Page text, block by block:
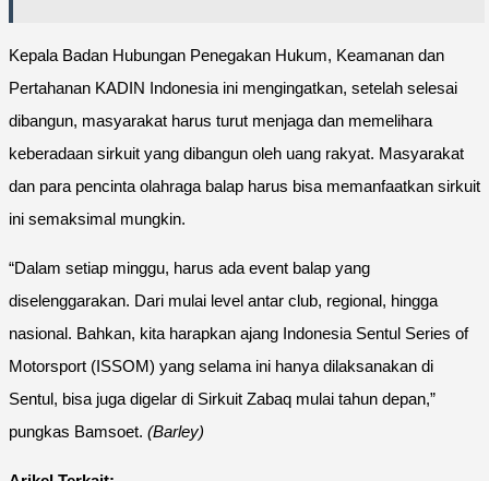
Kepala Badan Hubungan Penegakan Hukum, Keamanan dan
Pertahanan KADIN Indonesia ini mengingatkan, setelah selesai
dibangun, masyarakat harus turut menjaga dan memelihara
keberadaan sirkuit yang dibangun oleh uang rakyat. Masyarakat
dan para pencinta olahraga balap harus bisa memanfaatkan sirkuit
ini semaksimal mungkin.
“Dalam setiap minggu, harus ada event balap yang
diselenggarakan. Dari mulai level antar club, regional, hingga
nasional. Bahkan, kita harapkan ajang Indonesia Sentul Series of
Motorsport (ISSOM) yang selama ini hanya dilaksanakan di
Sentul, bisa juga digelar di Sirkuit Zabaq mulai tahun depan,”
pungkas Bamsoet. (Barley)